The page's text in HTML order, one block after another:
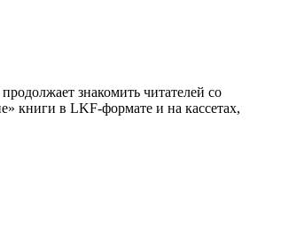
знакомить читателей со
книги в LKF-формате и на кассетах,